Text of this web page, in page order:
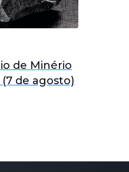
de Minério
de agosto)